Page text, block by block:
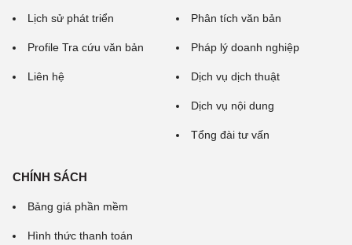
Lịch sử phát triển
Profile Tra cứu văn bản
Liên hệ
Phân tích văn bản
Pháp lý doanh nghiệp
Dịch vụ dịch thuật
Dịch vụ nội dung
Tổng đài tư vấn
CHÍNH SÁCH
Bảng giá phần mềm
Hình thức thanh toán